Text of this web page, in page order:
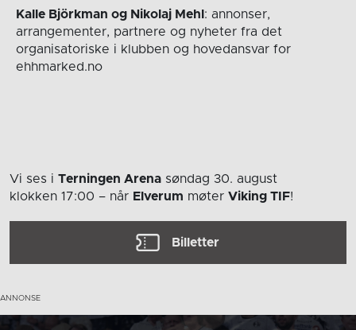
Kalle Björkman og Nikolaj Mehl : annonser,
arrangementer, partnere og nyheter fra det
organisatoriske i klubben og hovedansvar for
ehhmarked.no
Vi ses i Terningen Arena søndag 30. august
klokken 17:00 – når Elverum møter Viking TIF!
Billetter